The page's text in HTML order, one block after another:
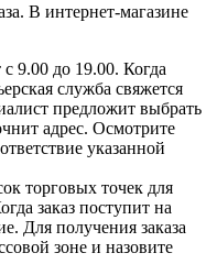
В интернет-магазине
с 9.00 до 19.00. Когда
служба свяжется
предложит выбрать
адрес. Осмотрите
указанной
торговых точек для
заказ поступит на
Для получения заказа
зоне и назовите